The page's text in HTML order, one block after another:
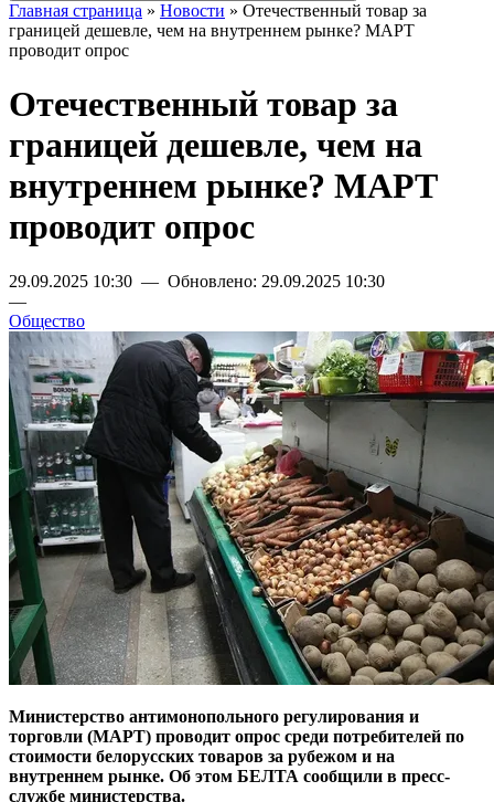
Главная страница » Новости » Отечественный товар за
границей дешевле, чем на внутреннем рынке? МАРТ
проводит опрос
Отечественный товар за
границей дешевле, чем на
внутреннем рынке? МАРТ
проводит опрос
29.09.2025 10:30 — Обновлено: 29.09.2025 10:30
—
Общество
Министерство антимонопольного регулирования и
торговли (МАРТ) проводит опрос среди потребителей по
стоимости белорусских товаров за рубежом и на
внутреннем рынке. Об этом БЕЛТА сообщили в пресс-
службе министерства.